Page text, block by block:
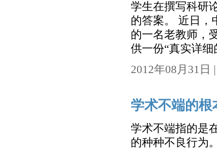
学生在撰写科研
的答案。 近日，
的一名老教师，
供一份“真实详
2012年08月31日
学术不端的根
学术不端指的是
的种种不良行为